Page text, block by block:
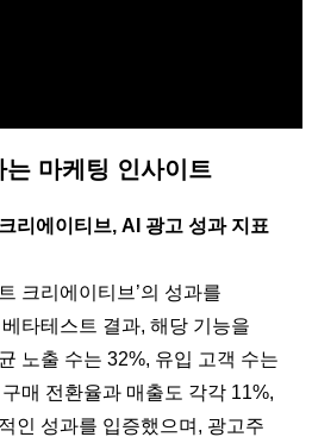
마케팅 인사이트
리에이티브, AI 광고 성과 지표
크리에이티브’의 성과를
타테스트 결과, 해당 기능을
노출 수는 32%, 유입 고객 수는
매 전환율과 매출도 각각 11%,
인 성과를 입증했으며, 광고주